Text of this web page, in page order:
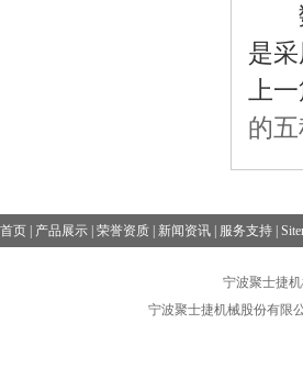
数
是
上一
的
首页 产品展示 荣誉资质 新闻资讯 服务支持
宁波聚士捷机
宁波聚士捷机械股份有限